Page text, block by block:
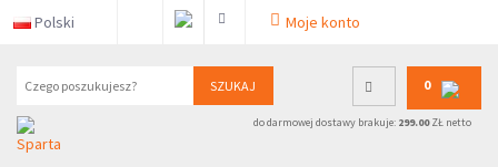
Polski Moje konto
SZUKAJ 0
do darmowej dostawy brakuje: 299.00ZŁ netto